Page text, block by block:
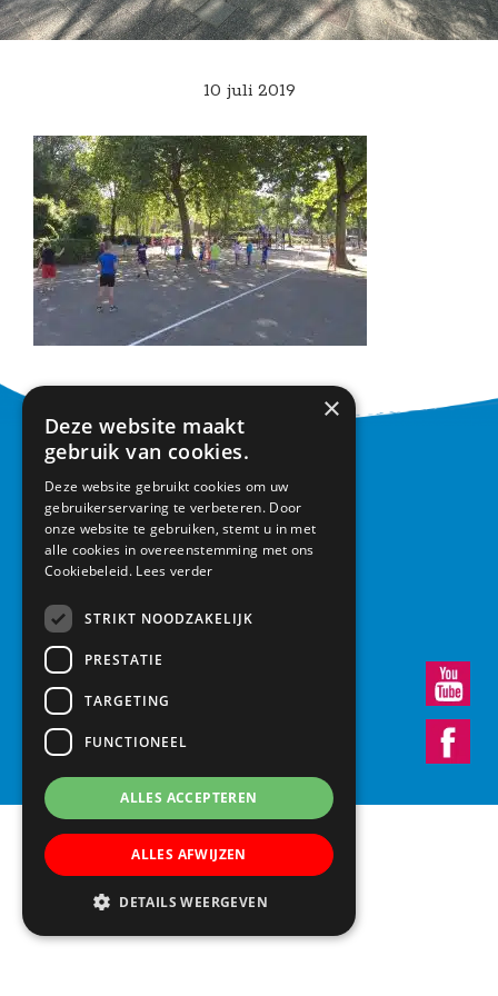
10 juli 2019
CONTACT
Basisschool Vroonestein
Lohengrinhof 15-17
3438 RA Nieuwegein
info@vroonestein.nl
×
Deze website maakt
gebruik van cookies.
Deze website gebruikt cookies om uw
gebruikerservaring te verbeteren. Door
onze website te gebruiken, stemt u in met
alle cookies in overeenstemming met ons
Cookiebeleid. Lees verder
STRIKT NOODZAKELIJK
PRESTATIE
TARGETING
FUNCTIONEEL
ALLES ACCEPTEREN
ALLES AFWIJZEN
DETAILS WEERGEVEN